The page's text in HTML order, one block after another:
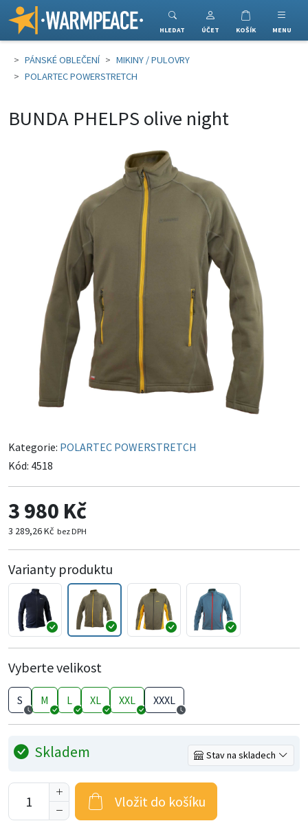
Warmpeace
HLEDAT ÚČET KOŠÍK MENU
PÁNSKÉ OBLEČENÍ
MIKINY / PULOVRY
POLARTEC POWERSTRETCH
BUNDA PHELPS olive night
Kategorie: POLARTEC POWERSTRETCH
Kód: 4518
3 980 Kč
3 289,26 Kč bez DPH
Varianty produktu
Vyberte velikost
S M L XL XXL XXXL
Skladem Stav na skladech
Vložit do košíku